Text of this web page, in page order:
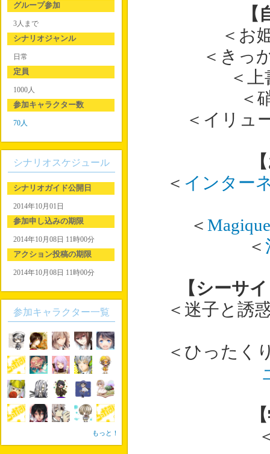
＜お
＜きっ
＜
＜
＜イリュ
＜ インター
＜
＜
【シーサ
＜迷子と誘
＜ひったく
グループ参加
3人まで
シナリオジャンル
日常
定員
1000人
参加キャラクター数
70人
シナリオスケジュール
シナリオガイド公開日
2014年10月01日
参加申し込みの期限
2014年10月08日 11時00分
アクション投稿の期限
2014年10月08日 11時00分
参加キャラクター一覧
もっと！